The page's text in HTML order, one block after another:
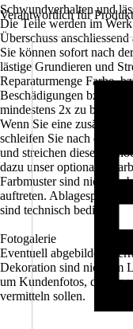
Schwundverhalten und
Die Teile werden im
Überschuss anschliessend
Sie können sofort nach
lästige Grundieren und
Reparaturmenge Farbe,
Beschädigungen bzw.
mindestens 2x zu
Wenn Sie eine
schleifen Sie nach der
und streichen diese mit
dazu unser optionales
Farbmuster sind nicht
auftreten. Ablagespuren
sind technisch bedingt.
Fotogalerie
Eventuell abgebildete
Dekoration sind nicht im
um Kundenfotos, die
vermitteln sollen.
Verantwortlich für